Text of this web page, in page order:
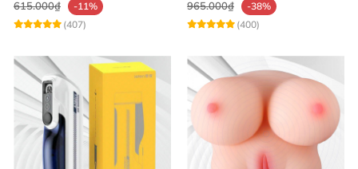
615.000₫
-11%
(407)
965.000₫
-38%
(400)